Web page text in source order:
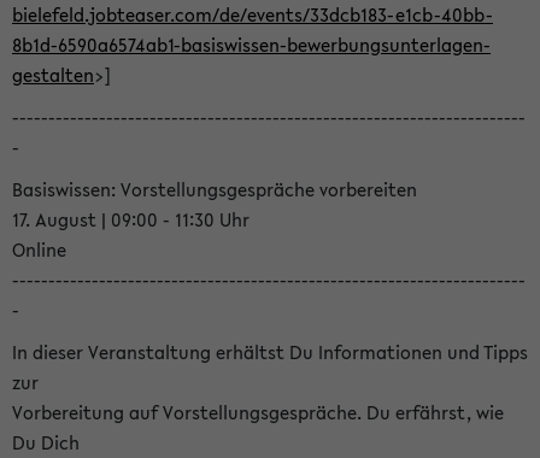
bielefeld.jobteaser.com/de/events/33dcb183-e1cb-40bb-
8b1d-6590a6574ab1-basiswissen-bewerbungsunterlagen-
gestalten>]
-----------------------------------------------------------------------
-
Basiswissen: Vorstellungsgespräche vorbereiten
17. August | 09:00 - 11:30 Uhr
Online
-----------------------------------------------------------------------
-
In dieser Veranstaltung erhältst Du Informationen und Tipps
zur
Vorbereitung auf Vorstellungsgespräche. Du erfährst, wie
Du Dich